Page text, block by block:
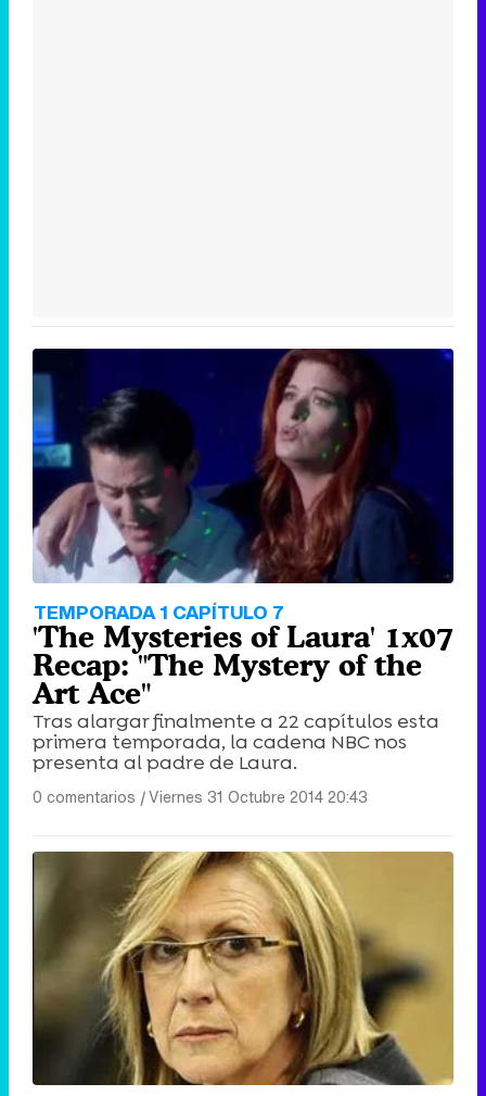
TEMPORADA 1 CAPÍTULO 7
'The Mysteries of Laura' 1x07
Recap: "The Mystery of the
Art Ace"
Tras alargar finalmente a 22 capítulos esta
primera temporada, la cadena NBC nos
presenta al padre de Laura.
0 comentarios |Viernes 31 Octubre 2014 20:43